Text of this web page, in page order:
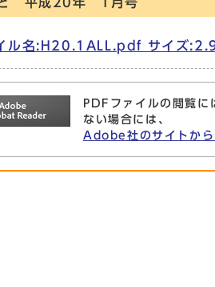
ど 平成20年 1月号
ル名:H20.1ALL.pdf サイズ
PDFファイルの閲覧
ない場合には、
Adobe社のサイトか